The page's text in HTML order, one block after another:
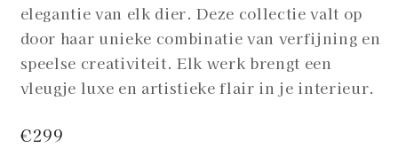
elegantie van elk dier. Deze collectie valt op
door haar unieke combinatie van verfijning en
speelse creativiteit. Elk werk brengt een
vleugje luxe en artistieke flair in je interieur.
Normale
€299